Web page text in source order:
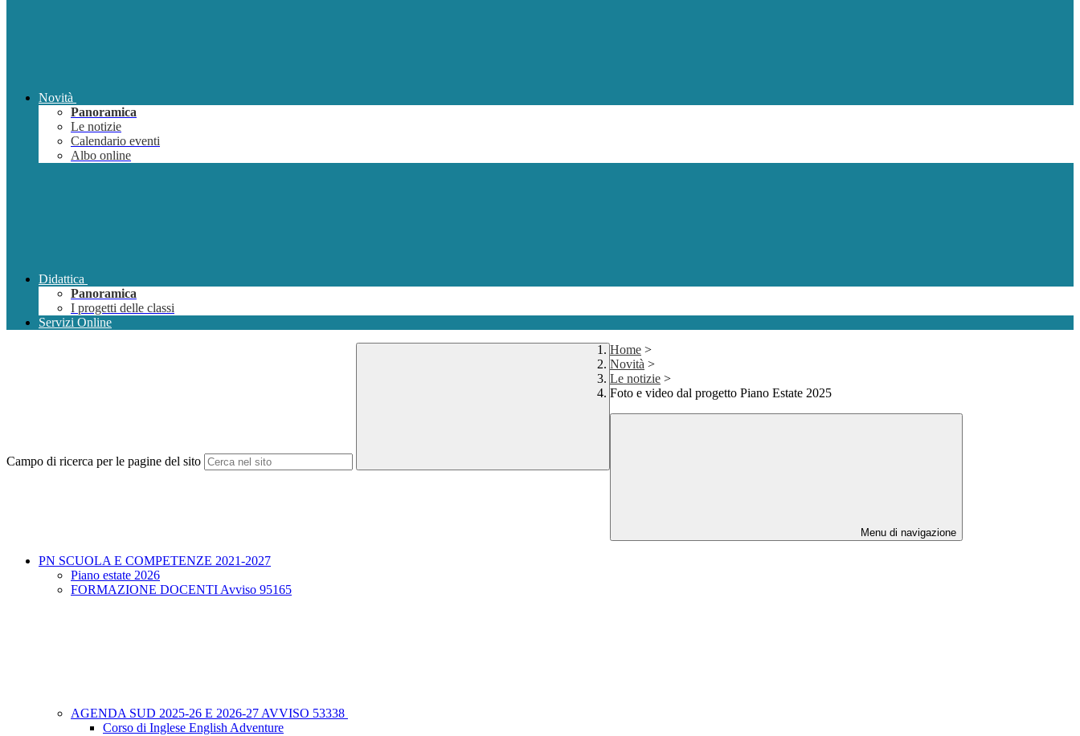
Novità
Panoramica
Le notizie
Calendario eventi
Albo online
Didattica
Panoramica
I progetti delle classi
Servizi Online
Campo di ricerca per le pagine del sito
Home >
Novità >
Le notizie >
Foto e video dal progetto Piano Estate 2025
Menu di navigazione
PN SCUOLA E COMPETENZE 2021-2027
Piano estate 2026
FORMAZIONE DOCENTI Avviso 95165
AGENDA SUD 2025-26 E 2026-27 AVVISO 53338
Corso di Inglese English Adventure